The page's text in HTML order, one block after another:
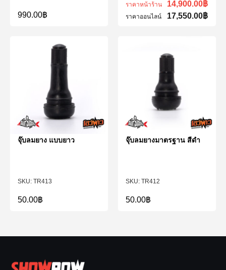
990.00฿
ราคาหน้าร้าน 14,900.00฿
ราคาออนไลน์ 17,550.00฿
TR413
จุ๊บลมยาง แบบยาว
50.00฿
TR412
จุ๊บลมยางมาตรฐาน สีดำ
50.00฿